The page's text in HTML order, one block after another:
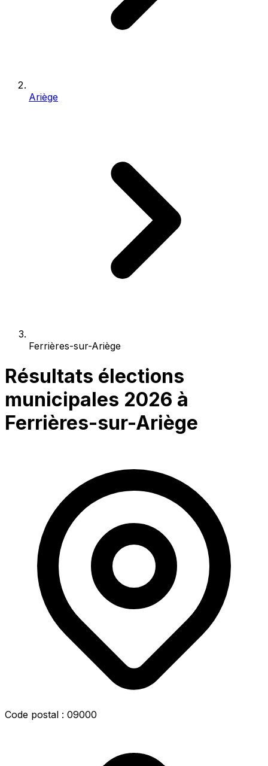
Ariège
Ferrières-sur-Ariège
Résultats élections
municipales 2026 à
Ferrières-sur-Ariège
Code postal : 09000